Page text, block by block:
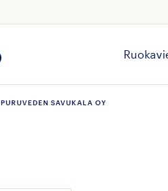
PURUVEDEN SAVUKALA OY